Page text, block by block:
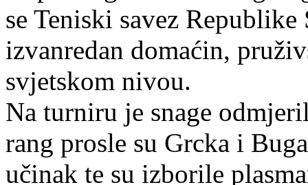
se Teniski savez
izvanredan domaćin,
svjetskom nivou.
Na turniru je snage
rang prosle su Grcka i
učinak te su izborile